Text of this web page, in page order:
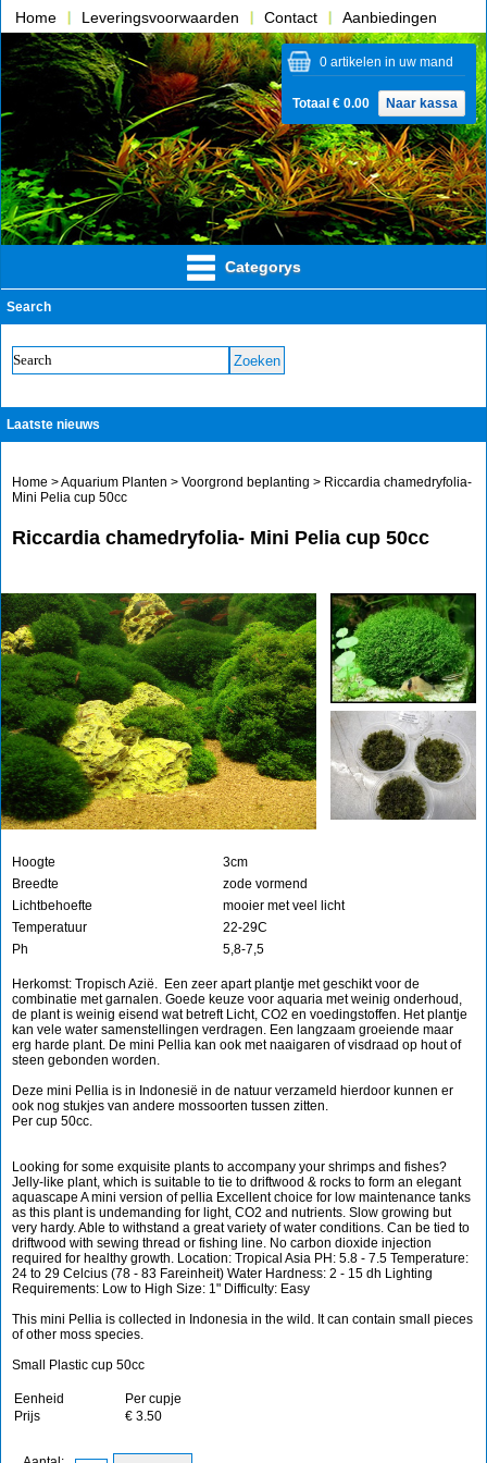
Home Leveringsvoorwaarden Contact
Aanbiedingen
Over ons
Categorys
Search
Laatste nieuws
0 artikelen in uw mand
Totaal € 0.00 Naar kassa
Home >Aquarium Planten > Voorgrond beplanting > Riccardia chamedryfolia-
Mini Pelia cup 50cc
Riccardia chamedryfolia- Mini Pelia cup 50cc
Hoogte
3cm
Breedte
zode vormend
Lichtbehoefte
mooier met veel licht
Temperatuur
22-29C
Ph
5,8-7,5
Herkomst: Tropisch Azië. Een zeer apart plantje met geschikt voor de
combinatie met garnalen. Goede keuze voor aquaria met weinig onderhoud,
de plant is weinig eisend wat betreft Licht, CO2 en voedingstoffen. Het plantje
kan vele water samenstellingen verdragen. Een langzaam groeiende maar
erg harde plant. De mini Pellia kan ook met naaigaren of visdraad op hout of
steen gebonden worden.
Deze mini Pellia is in Indonesië in de natuur verzameld hierdoor kunnen er
ook nog stukjes van andere mossoorten tussen zitten.
Per cup 50cc.
Looking for some exquisite plants to accompany your shrimps and fishes?
Jelly-like plant, which is suitable to tie to driftwood & rocks to form an elegant
aquascape A mini version of pellia Excellent choice for low maintenance tanks
as this plant is undemanding for light, CO2 and nutrients. Slow growing but
very hardy. Able to withstand a great variety of water conditions. Can be tied to
driftwood with sewing thread or fishing line. No carbon dioxide injection
required for healthy growth. Location: Tropical Asia PH: 5.8 - 7.5 Temperature:
24 to 29 Celcius (78 - 83 Fareinheit) Water Hardness: 2 - 15 dh Lighting
Requirements: Low to High Size: 1" Difficulty: Easy
This mini Pellia is collected in Indonesia in the wild. It can contain small pieces
of other moss species.
Small Plastic cup 50cc
Eenheid
Per cupje
Prijs
€ 3.50